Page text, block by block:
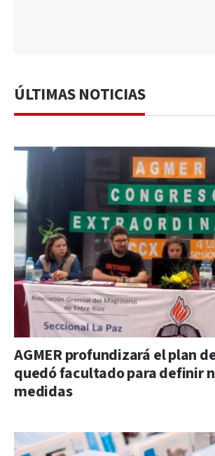
ÚLTIMAS NOTICIAS
AGMER profundizará el plan
quedó facultado para definir
medidas